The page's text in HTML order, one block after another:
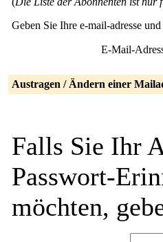
Geben Sie Ihre e-mail-adresse
E-Mail-
Austragen / Ändern einer
Falls Sie Ihr
Passwort-
möchten,